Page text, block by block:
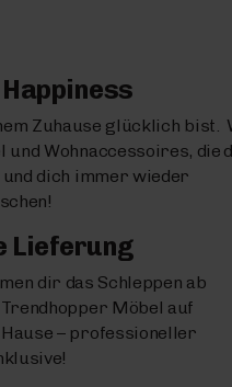
Zuhause glücklich bist.
und Wohnaccessoires, die
dich immer wieder
Lieferung
dir das Schleppen ab
Möbel auf
– professioneller